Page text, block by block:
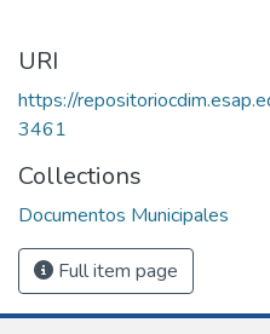
URI
https://
3461
Collections
Documentos Municipales
Full item page